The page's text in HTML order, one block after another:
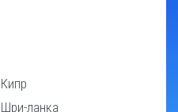
Кипр
Шри-ланка